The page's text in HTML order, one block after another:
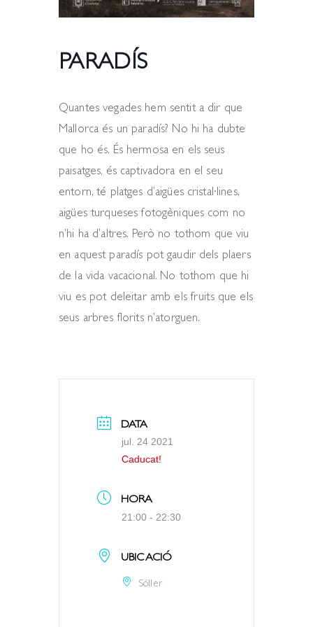
PARADÍS
Quantes vegades hem sentit a dir que
Mallorca és un paradís? No hi ha dubte
que ho és. És hermosa en els seus
paisatges, és captivadora en el seu
entorn, té platges d’aigües cristal·lines,
aigües turqueses fotogèniques com no
n’hi ha d’altres. Però no tothom que viu
en aquest paradís pot gaudir dels plaers
de la vida vacacional. No tothom que hi
viu es pot deleitar amb els fruits que els
seus arbres florits n’atorguen.
DATA
jul. 24 2021
Caducat!
HORA
21:00 - 22:30
UBICACIÓ
Sóller